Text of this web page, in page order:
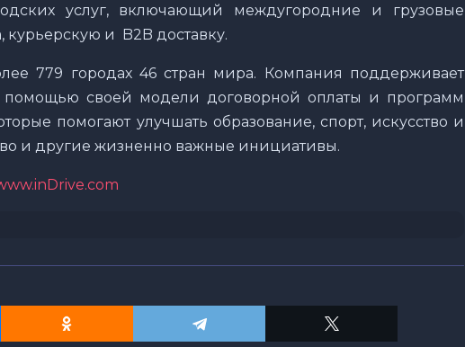
услуг, включающий междугородние и грузовые
курьерскую и B2B доставку.
779 городах 46 стран мира. Компания поддерживает
помощью своей модели договорной оплаты и программ
помогают улучшать образование, спорт, искусство и
и другие жизненно важные инициативы.